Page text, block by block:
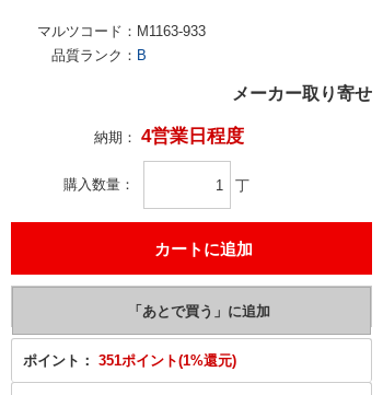
マルツコード： M1163-933
品質ランク： B
メーカー取り寄せ
納期： 4営業日程度
購入数量 丁
ポイント： 351ポイント(1%還元)